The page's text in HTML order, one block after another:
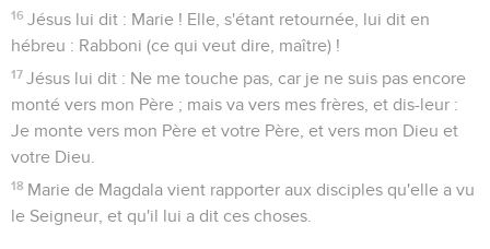
16 Jésus lui dit : Marie ! Elle, s'étant retournée, lui dit en
hébreu : Rabboni (ce qui veut dire, maître) !
17 Jésus lui dit : Ne me touche pas, car je ne suis pas encore
monté vers mon Père ; mais va vers mes frères, et dis-leur :
Je monte vers mon Père et votre Père, et vers mon Dieu et
votre Dieu.
18 Marie de Magdala vient rapporter aux disciples qu'elle a vu
le Seigneur, et qu'il lui a dit ces choses.